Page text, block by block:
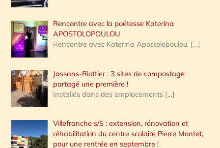
Rencontre avec la poétesse Katerina
APOSTOLOPOULOU
Rencontre avec Katerina Apostolopoulou, […]
Jassans-Riottier : 3 sites de compostage
partagé une première !
Installés dans des emplacements […]
Villefranche s/S : extension, rénovation et
réhabilitation du centre scolaire Pierre Montet,
pour une rentrée en septembre !